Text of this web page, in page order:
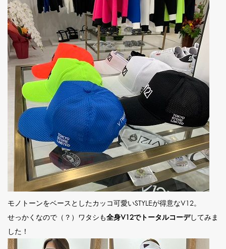
モノトーンをベースとしたカッコ可愛いSTYLEが得意なV12。
せっかくなので（？）ワタシも全身V12でトータルコーデしてみま
した！